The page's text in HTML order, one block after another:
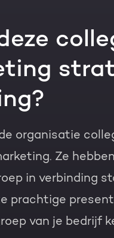
organisatie
Ze
in verbinding
prachtige
van je bedrijf